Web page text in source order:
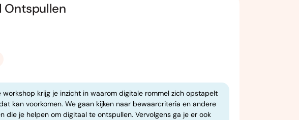
Ontspullen
workshop krijg je inzicht in waarom digitale rommel zich opstapelt
kan voorkomen. We gaan kijken naar bewaarcriteria en andere
die je helpen om digitaal te ontspullen. Vervolgens ga je er ook